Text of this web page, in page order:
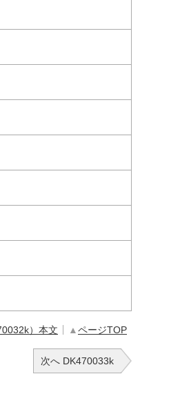
）本文 ▲ページTOP
次へ DK470033k